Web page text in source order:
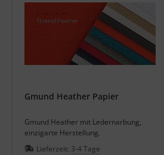
Gmund Heather Papier
Gmund Heather mit Ledernarbung,
einzigarte Herstellung.
Lieferzeit: 3-4 Tage